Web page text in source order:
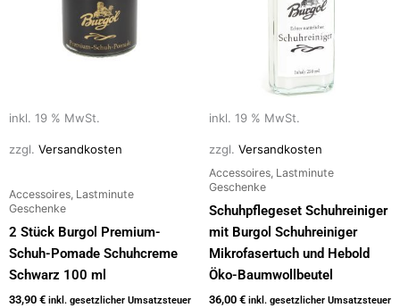
inkl. 19 % MwSt.
zzgl. Versandkosten
Accessoires, Lastminute
Geschenke
2 Stück Burgol Premium-
Schuh-Pomade Schuhcreme
Schwarz 100 ml
33,90 € inkl. gesetzlicher Umsatzsteuer
inkl. 19 % MwSt.
zzgl. Versandkosten
Accessoires, Lastminute
Geschenke
Schuhpflegeset Schuhreiniger
mit Burgol Schuhreiniger
Mikrofasertuch und Hebold
Öko-Baumwollbeutel
36,00 € inkl. gesetzlicher Umsatzsteuer